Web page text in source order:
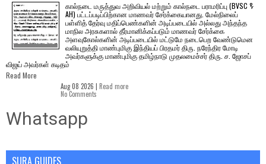
கால்நடை மருத்துவ அறிவியல் மற்றும் கால்நடை பராமரிப்பு (BVSC &
AH) பட்டப்படிப்பிற்கான மாணவர் சேர்க்கையானது. மேல்நிலைப்
பள்ளித் தேர்வு மதிப்பெண்களின் அடிப்படையில் அல்லது அந்தந்த
மாநில அரசுகளால் தீர்மானிக்கப்படும் மாணவர் சேர்க்கை
அளவுகோல்களின் அடிப்படையில் மட்டுமே நடைபெற வேண்டுமென
வலியுறுத்தி மாண்புமிகு இந்தியப் பிரதமர் திரு. நரேந்திர மோடி
அவர்களுக்கு மாண்புமிகு தமிழ்நாடு முதலமைச்சர் திரு. ச. ஜோசப்
விஜய் அவர்கள் கடிதம்
Read More
Aug 08 2026 | Read more
No Comments
Whatsapp
SURA GUIDES